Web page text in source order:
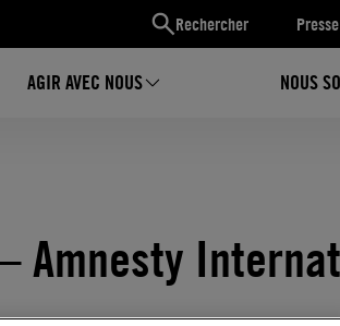
Rechercher Presse
AGIR AVEC NOUS NOUS
Amnesty